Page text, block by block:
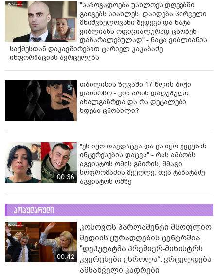
"საზოგადოება უახლოეს დღეებში
გაიგებს სიახლეს, დაიდება პირველი
მნიშვნელოვანი შედეგი და ნატა
ვიბლიანს ოფიციალურად ცნობენ
დაზარალებულად" - ნატა ვიბლიანის
საქმესთან დაკავშირებით ტარიელ კაკაბაძე
ინფორმაციას ავრცელებს
თბილისის ზღვაში 17 წლის ბიჭი
დაიხრჩო - ვინ არის დაღუპული
ახალგაზრდა და რა დეტალები
ხდება ცნობილი?
00:36
"ეს იყო თავდაცვა და ეს იყო ქვეყნის
ინტერესების დაცვა" - რას ამბობს
აგვისტოს ომის გმირის, შმაგი
სოფრომაძის მეუღლე, თეა ტაბატაძე
აგვისტოს ომზე
პოპულარული
00:42
კოსოვოს პარლამენტი მსოფლიო
მედიის ყურადღების ცენტრშია -
"დეპუტატმა პრემიერ-მინისტრს
კვერცხები ესროლა“: ვრცელდება
ამსახველი კადრები